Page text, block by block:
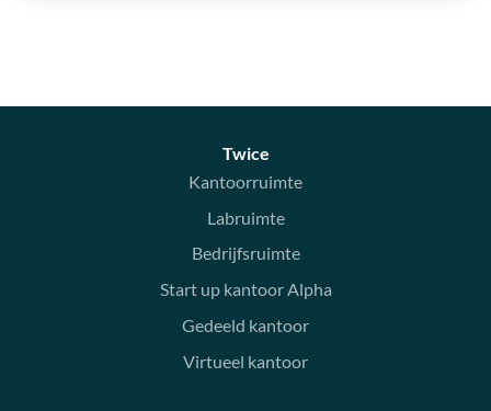
Twice
Kantoorruimte
Labruimte
Bedrijfsruimte
Start up kantoor Alpha
Gedeeld kantoor
Virtueel kantoor